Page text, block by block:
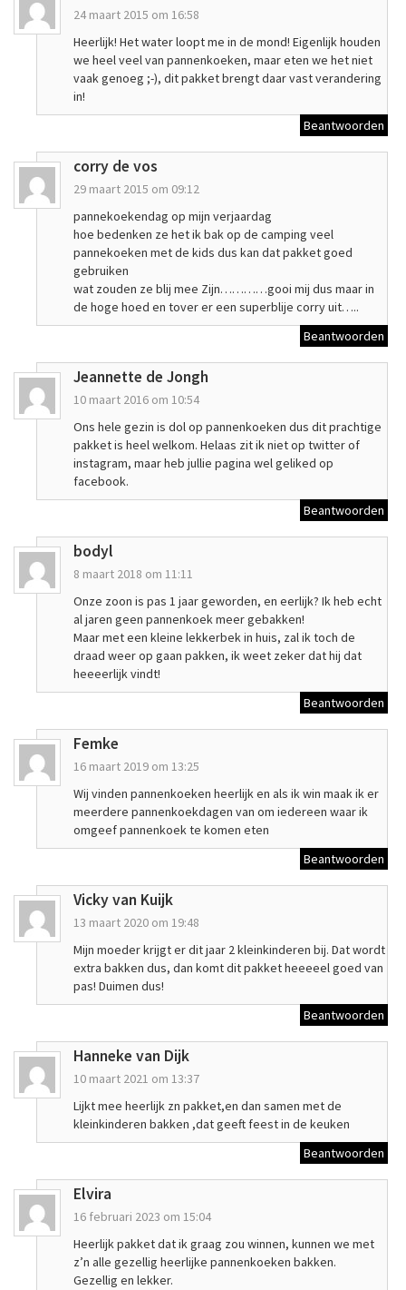
24 maart 2015 om 16:58
Heerlijk! Het water loopt me in de mond! Eigenlijk houden
we heel veel van pannenkoeken, maar eten we het niet
vaak genoeg ;-), dit pakket brengt daar vast verandering
in!
Beantwoorden
corry de vos
29 maart 2015 om 09:12
pannekoekendag op mijn verjaardag
hoe bedenken ze het ik bak op de camping veel
pannekoeken met de kids dus kan dat pakket goed
gebruiken
wat zouden ze blij mee Zijn…………gooi mij dus maar in
de hoge hoed en tover er een superblije corry uit…..
Beantwoorden
Jeannette de Jongh
10 maart 2016 om 10:54
Ons hele gezin is dol op pannenkoeken dus dit prachtige
pakket is heel welkom. Helaas zit ik niet op twitter of
instagram, maar heb jullie pagina wel geliked op
facebook.
Beantwoorden
bodyl
8 maart 2018 om 11:11
Onze zoon is pas 1 jaar geworden, en eerlijk? Ik heb echt
al jaren geen pannenkoek meer gebakken!
Maar met een kleine lekkerbek in huis, zal ik toch de
draad weer op gaan pakken, ik weet zeker dat hij dat
heeeerlijk vindt!
Beantwoorden
Femke
16 maart 2019 om 13:25
Wij vinden pannenkoeken heerlijk en als ik win maak ik er
meerdere pannenkoekdagen van om iedereen waar ik
omgeef pannenkoek te komen eten
Beantwoorden
Vicky van Kuijk
13 maart 2020 om 19:48
Mijn moeder krijgt er dit jaar 2 kleinkinderen bij. Dat wordt
extra bakken dus, dan komt dit pakket heeeeel goed van
pas! Duimen dus!
Beantwoorden
Hanneke van Dijk
10 maart 2021 om 13:37
Lijkt mee heerlijk zn pakket,en dan samen met de
kleinkinderen bakken ,dat geeft feest in de keuken
Beantwoorden
Elvira
16 februari 2023 om 15:04
Heerlijk pakket dat ik graag zou winnen, kunnen we met
z’n alle gezellig heerlijke pannenkoeken bakken.
Gezellig en lekker.